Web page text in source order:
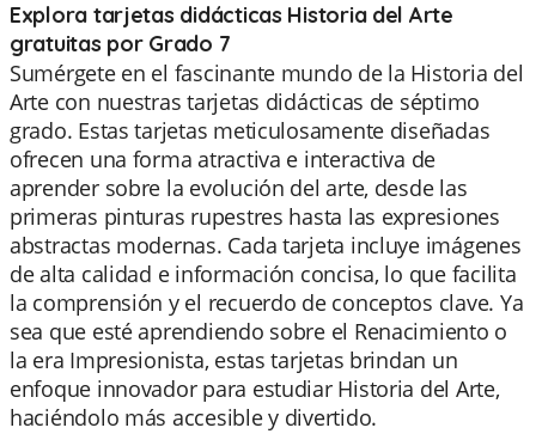
Explora tarjetas didácticas Historia del Arte
gratuitas por Grado 7
Sumérgete en el fascinante mundo de la Historia del
Arte con nuestras tarjetas didácticas de séptimo
grado. Estas tarjetas meticulosamente diseñadas
ofrecen una forma atractiva e interactiva de
aprender sobre la evolución del arte, desde las
primeras pinturas rupestres hasta las expresiones
abstractas modernas. Cada tarjeta incluye imágenes
de alta calidad e información concisa, lo que facilita
la comprensión y el recuerdo de conceptos clave. Ya
sea que esté aprendiendo sobre el Renacimiento o
la era Impresionista, estas tarjetas brindan un
enfoque innovador para estudiar Historia del Arte,
haciéndolo más accesible y divertido.